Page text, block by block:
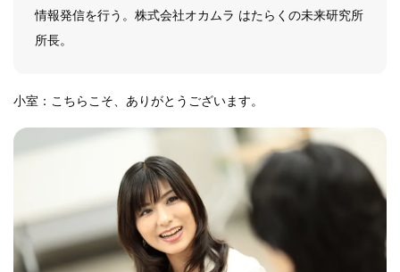
情報発信を行う。株式会社オカムラ はたらくの未来研究所
所長。
小室：こちらこそ、ありがとうございます。